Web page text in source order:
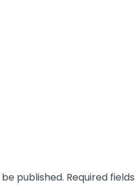
published. Required fields